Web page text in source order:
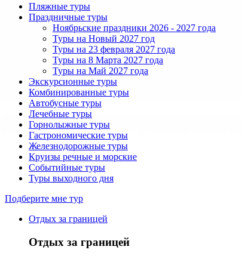
Пляжные туры
Праздничные туры
Ноябрьские праздники 2026 - 2027 года
Туры на Новый 2027 год
Туры на 23 февраля 2027 года
Туры на 8 Марта 2027 года
Туры на Май 2027 года
Экскурсионные туры
Комбинированные туры
Автобусные туры
Лечебные туры
Горнолыжные туры
Гастрономические туры
Железнодорожные туры
Круизы речные и морские
Событийные туры
Туры выходного дня
Подберите мне тур
Отдых за границей
Отдых за границей